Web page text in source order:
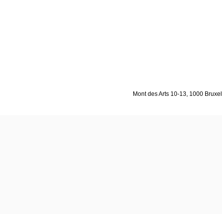
Mont des Arts 10-13, 1000